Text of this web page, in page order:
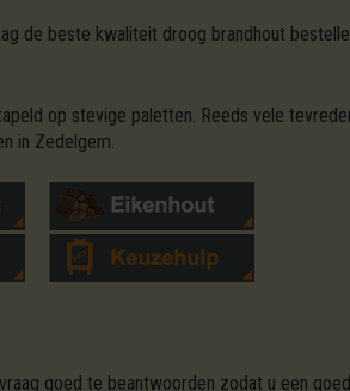
de beste kwaliteit droog brandhout
op stevige paletten. Reeds vele
in Zedelgem.
goed te beantwoorden zodat u een